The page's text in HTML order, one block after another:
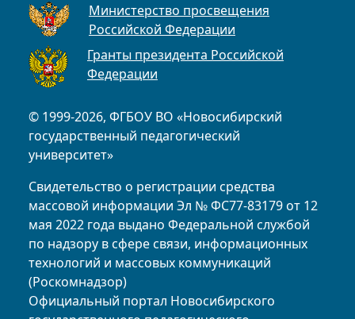
© 1999-2026, ФГБОУ ВО «Новосибирский
государственный педагогический
университет»
Свидетельство о регистрации средства
массовой информации Эл № ФС77-83179 от 12
мая 2022 года выдано Федеральной службой
по надзору в сфере связи, информационных
технологий и массовых коммуникаций
(Роскомнадзор)
Официальный портал Новосибирского
Министерство просвещения
Российской Федерации
Гранты президента Российской
Федерации